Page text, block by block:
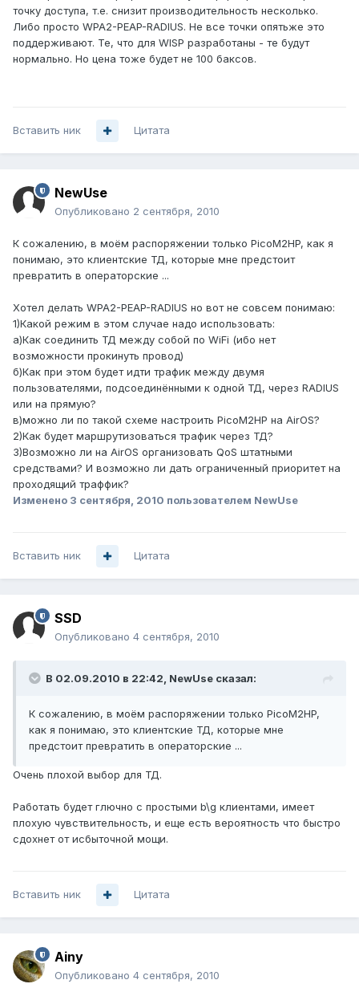
точку доступа, т.е. снизит производительность несколько.
Либо просто WPA2-PEAP-RADIUS. Не все точки опятьже это
поддерживают. Те, что для WISP разработаны - те будут
нормально. Но цена тоже будет не 100 баксов.
Вставить ник Цитата
NewUse
Опубликовано 2 сентября, 2010
К сожалению, в моём распоряжении только PicoM2HP, как я
понимаю, это клиентские ТД, которые мне предстоит
превратить в операторские ...
Хотел делать WPA2-PEAP-RADIUS но вот не совсем понимаю:
1)Какой режим в этом случае надо использовать:
а)Как соединить ТД между собой по WiFi (ибо нет
возможности прокинуть провод)
б)Как при этом будет идти трафик между двумя
пользователями, подсоединёнными к одной ТД, через RADIUS
или на прямую?
в)можно ли по такой схеме настроить PicoM2HP на AirOS?
2)Как будет маршрутизоваться трафик через ТД?
3)Возможно ли на AirOS организовать QoS штатными
средствами? И возможно ли дать ограниченный приоритет на
проходящий траффик?
Изменено 3 сентября, 2010 пользователем NewUse
Вставить ник Цитата
SSD
Опубликовано 4 сентября, 2010
В 02.09.2010 в 22:42, NewUse сказал:
К сожалению, в моём распоряжении только PicoM2HP,
как я понимаю, это клиентские ТД, которые мне
предстоит превратить в операторские ...
Очень плохой выбор для ТД.
Работать будет глючно с простыми b\g клиентами, имеет
плохую чувствительность, и еще есть вероятность что быстро
сдохнет от исбыточной мощи.
Вставить ник Цитата
Ainy
Опубликовано 4 сентября, 2010